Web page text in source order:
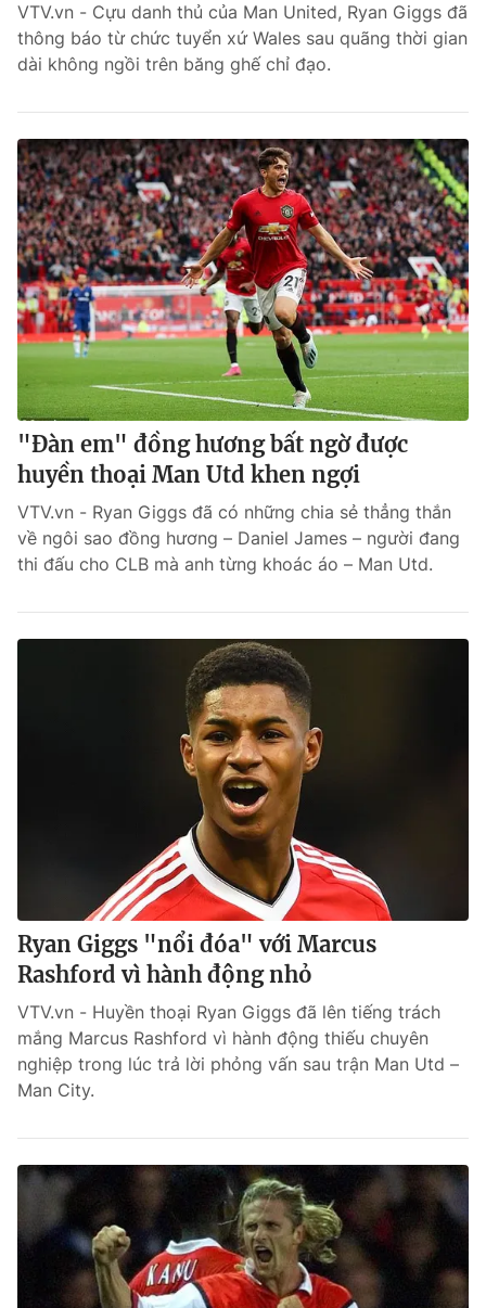
VTV.vn - Cựu danh thủ của Man United, Ryan Giggs đã
thông báo từ chức tuyển xứ Wales sau quãng thời gian
dài không ngồi trên băng ghế chỉ đạo.
"Đàn em" đồng hương bất ngờ được
huyền thoại Man Utd khen ngợi
VTV.vn - Ryan Giggs đã có những chia sẻ thẳng thắn
về ngôi sao đồng hương – Daniel James – người đang
thi đấu cho CLB mà anh từng khoác áo – Man Utd.
Ryan Giggs "nổi đóa" với Marcus
Rashford vì hành động nhỏ
VTV.vn - Huyền thoại Ryan Giggs đã lên tiếng trách
mắng Marcus Rashford vì hành động thiếu chuyên
nghiệp trong lúc trả lời phỏng vấn sau trận Man Utd –
Man City.